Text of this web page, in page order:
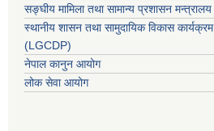
सङ्घीय मामिला तथा सामान्य प्रशासन मन्त्रालय
स्थानीय शासन तथा सामुदायिक विकास कार्यक्रम
(LGCDP)
नेपाल कानुन आयोग
लोक सेवा आयोग